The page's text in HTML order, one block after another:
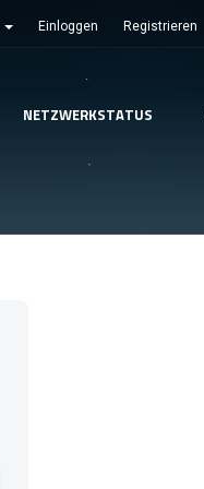
Einloggen Registrieren
NETZWERKSTATUS